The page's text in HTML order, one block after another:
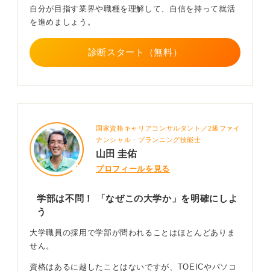
今からできる具体的な準備として、たとえば新入生や後
輩のサポート活動、あるいは留学生の支援など、大学運
営にかかわる活動に積極的に参加することをおすすめし
ます。
ーンシップのように検証する良い機会にもなります。
TOEICのスコアや特別な資格よりも、こうした実践的な
経験のほうがはるかに重要です。
0
自分が目指す業界や職種を理解して、自信を持って就活
を進めましょう。
診断スタート（無料）
国家資格キャリアコンサルタント／2級ファイ
ナンシャル・プランニング技能士
山田 圭佑
プロフィールを見る
学部は不問！ 「なぜこの大学か」を明確にしよ
う
大学職員の採用で学部が問われることはほとんどありま
せん。
資格はあるに越したことはないですが、TOEICやパソコ